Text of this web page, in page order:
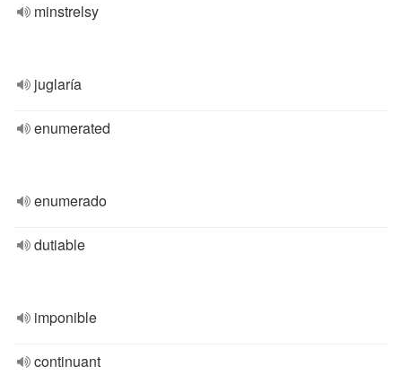
minstrelsy
juglaría
enumerated
enumerado
dutiable
imponible
continuant